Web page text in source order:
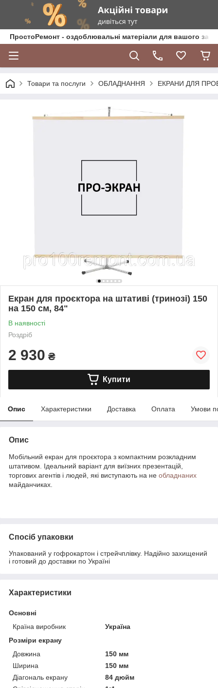
ПростоРемонт - оздоблювальні матеріали для вашого
Товари та послуги ОБЛАДНАННЯ ЕКРАНИ ДЛЯ
Екран для проєктора на штативі (тринозі) 150
на 150 см, 84"
В наявності
Роздріб
2 930 ₴
Купити
Опис Характеристики Доставка Оплата Умови
Опис
Мобільний екран для проєктора з компактним розкладним
штативом. Ідеальний варіант для виїзних презентацій,
торгових агентів і людей, які виступають на не обладнаних
майданчиках.
Спосіб упаковки
Упакований у гофрокартон і стрейчплівку. Надійно захищений
і готовий до доставки по Україні
Характеристики
Основні
Країна виробник
Україна
Розміри екрану
Довжина
150 мм
Ширина
150 мм
Діагональ екрану
84 дюйм